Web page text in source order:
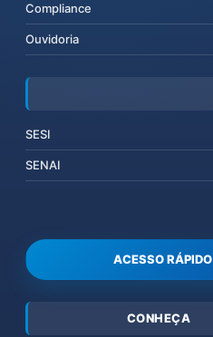
Compliance
Ouvidoria
SESI
SENAI
ACESSO RÁPIDO
CONHEÇA